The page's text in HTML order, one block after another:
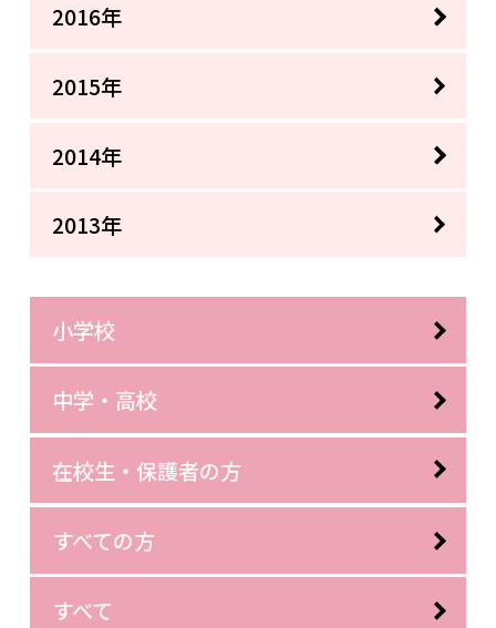
2016年
2015年
2014年
2013年
小学校
中学・高校
在校生・保護者の方
すべての方
すべて